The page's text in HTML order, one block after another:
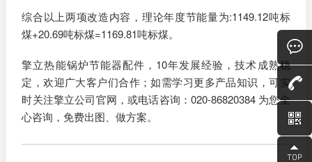
综合以上两项改造内容，理论年度节能量为:1149.12吨标
煤+20.69吨标煤=1169.81吨标煤。
擎立热能锅炉节能器配件，10年发展经验，技术成熟稳
定，欢迎广大客户们合作；如需学习更多产品知识，可实
时关注擎立公司官网，或电话咨询：020-86820384 为您全
心咨询，免费出图、做方案。